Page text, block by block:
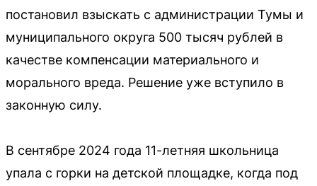
постановил взыскать с администрации Тумы и
муниципального округа 500 тысяч рублей в
качестве компенсации материального и
морального вреда. Решение уже вступило в
законную силу.
В сентябре 2024 года 11-летняя школьница
упала с горки на детской площадке, когда под